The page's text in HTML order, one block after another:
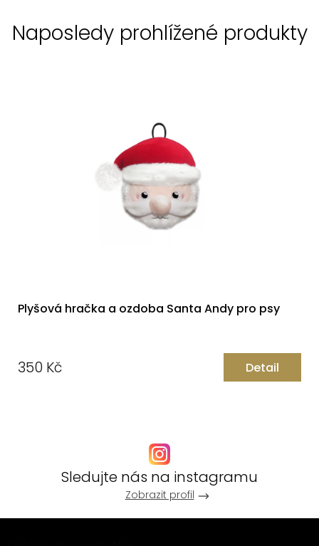
Naposledy prohlížené produkty
Plyšová hračka a ozdoba Santa Andy pro psy
350 Kč Detail
Sledujte nás na instagramu
Zobrazit profil